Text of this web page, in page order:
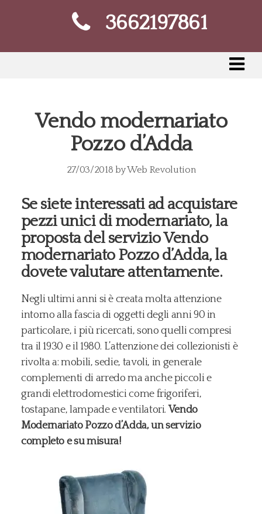
3662197861
Vendo modernariato
Pozzo d’Adda
27/03/2018 byWeb Revolution
Se siete interessati ad acquistare
pezzi unici di modernariato, la
proposta del servizio Vendo
modernariato Pozzo d’Adda, la
dovete valutare attentamente.
Negli ultimi anni si è creata molta attenzione
intorno alla fascia di oggetti degli anni 90 in
particolare, i più ricercati, sono quelli compresi
tra il 1930 e il 1980. L’attenzione dei collezionisti è
rivolta a: mobili, sedie, tavoli, in generale
complementi di arredo ma anche piccoli e
grandi elettrodomestici come frigoriferi,
tostapane, lampade e ventilatori.Vendo
Modernariato Pozzo d’Adda, un servizio
completo e su misura!